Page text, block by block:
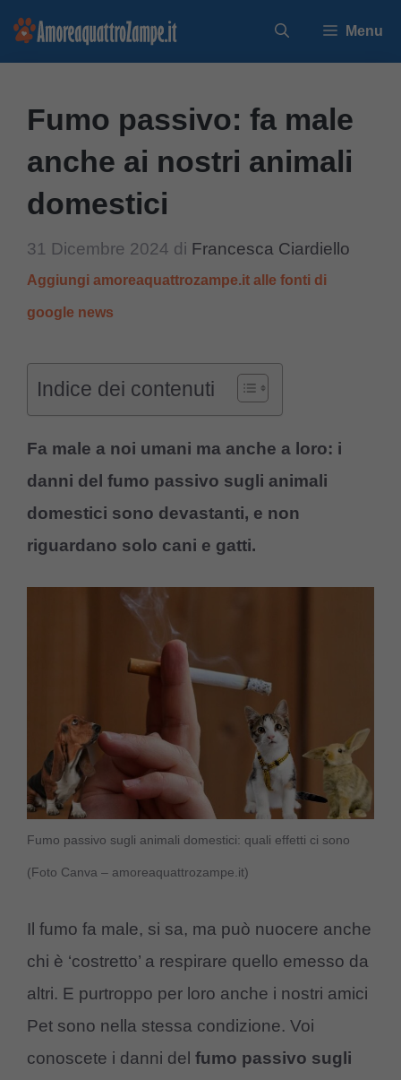
Vai
Menu
Fumo passivo: fa male
anche ai nostri animali
domestici
31 Dicembre 2024 di Francesca Ciardiello
Aggiungi amoreaquattrozampe.it alle fonti di
google news
Indice dei contenuti
Fa male a noi umani ma anche a loro: i
danni del fumo passivo sugli animali
domestici sono devastanti, e non
riguardano solo cani e gatti.
Fumo passivo sugli animali domestici: quali effetti ci sono
(Foto Canva – amoreaquattrozampe.it)
Il fumo fa male, si sa, ma può nuocere anche
chi è ‘costretto’ a respirare quello emesso da
altri. E purtroppo per loro anche i nostri amici
Pet sono nella stessa condizione. Voi
conoscete i danni del fumo passivo sugli